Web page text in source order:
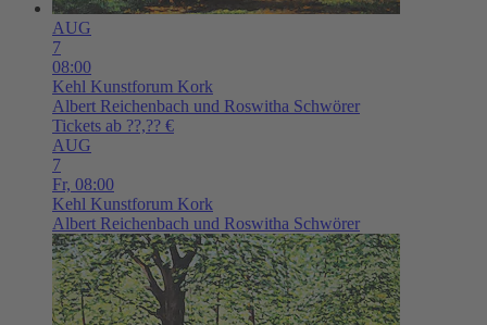
AUG
7
08:00
Kehl Kunstforum Kork
Albert Reichenbach und Roswitha Schwörer
Tickets ab ??,?? €
AUG
7
Fr, 08:00
Kehl Kunstforum Kork
Albert Reichenbach und Roswitha Schwörer